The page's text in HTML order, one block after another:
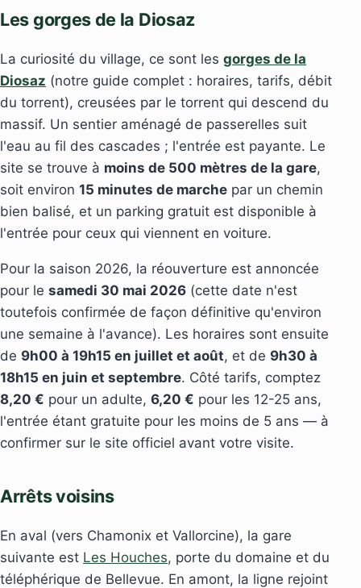
Les gorges de la Diosaz
La curiosité du village, ce sont les gorges de la
Diosaz (notre guide complet : horaires, tarifs, débit
du torrent), creusées par le torrent qui descend du
massif. Un sentier aménagé de passerelles suit
l'eau au fil des cascades ; l'entrée est payante. Le
site se trouve à moins de 500 mètres de la gare,
soit environ 15 minutes de marche par un chemin
bien balisé, et un parking gratuit est disponible à
l'entrée pour ceux qui viennent en voiture.
Pour la saison 2026, la réouverture est annoncée
pour le samedi 30 mai 2026 (cette date n'est
toutefois confirmée de façon définitive qu'environ
une semaine à l'avance). Les horaires sont ensuite
de 9h00 à 19h15 en juillet et août, et de 9h30 à
18h15 en juin et septembre. Côté tarifs, comptez
8,20 € pour un adulte, 6,20 € pour les 12-25 ans,
l'entrée étant gratuite pour les moins de 5 ans — à
confirmer sur le site officiel avant votre visite.
Arrêts voisins
En aval (vers Chamonix et Vallorcine), la gare
suivante est Les Houches, porte du domaine et du
téléphérique de Bellevue. En amont, la ligne rejoint